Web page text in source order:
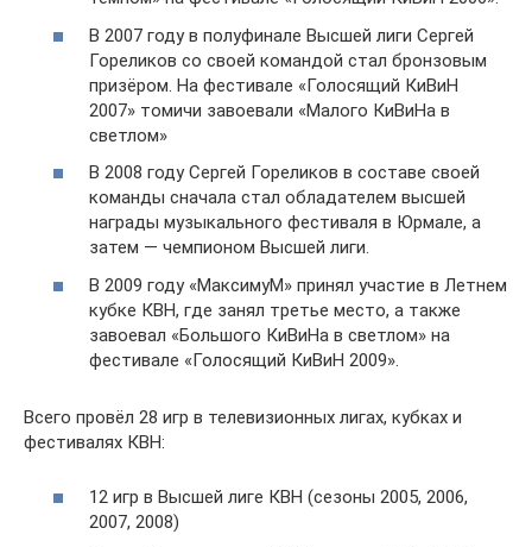
В 2007 году в полуфинале Высшей лиги Сергей
Гореликов со своей командой стал бронзовым
призёром. На фестивале «Голосящий КиВиН
2007» томичи завоевали «Малого КиВиНа в
светлом»
В 2008 году Сергей Гореликов в составе своей
команды сначала стал обладателем высшей
награды музыкального фестиваля в Юрмале, а
затем — чемпионом Высшей лиги.
В 2009 году «МаксимуМ» принял участие в Летнем
кубке КВН, где занял третье место, а также
завоевал «Большого КиВиНа в светлом» на
фестивале «Голосящий КиВиН 2009».
Всего провёл 28 игр в телевизионных лигах, кубках и
фестивалях КВН:
12 игр в Высшей лиге КВН (сезоны 2005, 2006,
2007, 2008)